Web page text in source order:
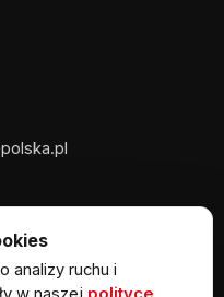
analizy ruchu i